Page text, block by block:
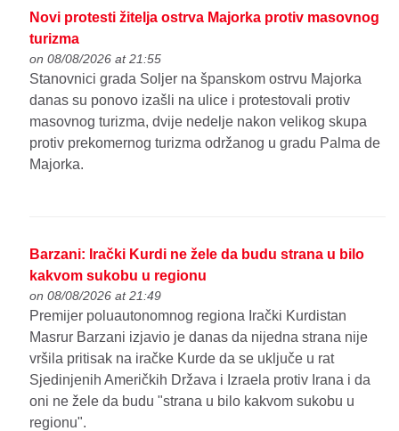
Novi protesti žitelja ostrva Majorka protiv masovnog
turizma
on 08/08/2026 at 21:55
Stanovnici grada Soljer na španskom ostrvu Majorka
danas su ponovo izašli na ulice i protestovali protiv
masovnog turizma, dvije nedelje nakon velikog skupa
protiv prekomernog turizma održanog u gradu Palma de
Majorka.
Barzani: Irački Kurdi ne žele da budu strana u bilo
kakvom sukobu u regionu
on 08/08/2026 at 21:49
Premijer poluautonomnog regiona Irački Kurdistan
Masrur Barzani izjavio je danas da nijedna strana nije
vršila pritisak na iračke Kurde da se uključe u rat
Sjedinjenih Američkih Država i Izraela protiv Irana i da
oni ne žele da budu "strana u bilo kakvom sukobu u
regionu".